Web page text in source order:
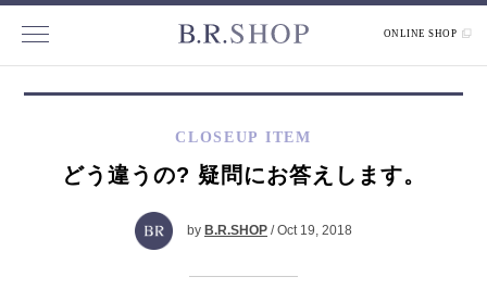
ONLINE SHOP
CLOSEUP ITEM
どう違うの? 疑問にお答えします。
by B.R.SHOP / Oct 19, 2018